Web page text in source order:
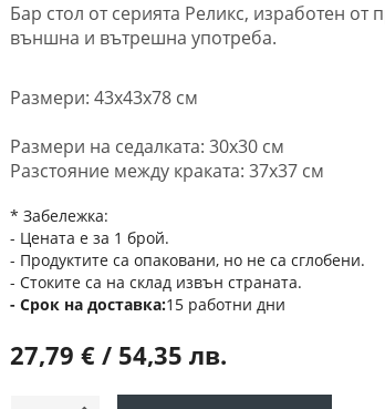
Бар стол от серията Реликс, изработен
външна и вътрешна употреба.
Размери: 43x43x78 см
Размери на седалката: 30x30 см
Разстояние между краката: 37x37 см
* Забележка:
- Цената е за 1 брой.
- Продуктите са опаковани, но не са сглобени.
- Стоките са на склад извън страната.
Срок на доставка 15 работни дни
27,79 € / 54,35 лв.